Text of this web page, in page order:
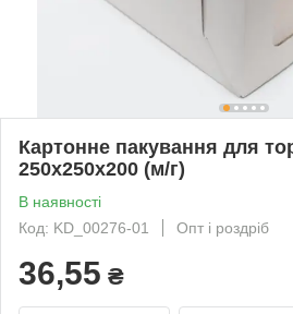
Картонне пакування для
250х250х200 (м/г)
В наявності
Код: KD_00276-01
Опт і роздріб
36,55 ₴